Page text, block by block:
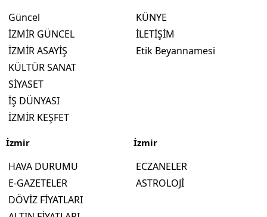
Güncel
İZMİR GÜNCEL
İZMİR ASAYİŞ
KÜLTÜR SANAT
SİYASET
İŞ DÜNYASI
İZMİR KEŞFET
KÜNYE
İLETİŞİM
Etik Beyannamesi
İzmir
HAVA DURUMU
E-GAZETELER
DÖVİZ FİYATLARI
İzmir
ECZANELER
ASTROLOJİ